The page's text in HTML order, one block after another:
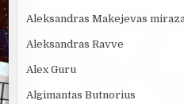
Aleksandras Makejevas
Aleksandras Ravve
Alex Guru
Algimantas Butnorius